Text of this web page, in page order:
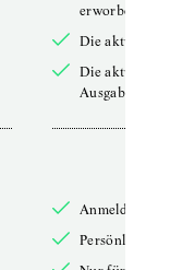
erworbenen
Die aktuelle
Die aktuelle
Ausgabe
Anmelden
Persönliche